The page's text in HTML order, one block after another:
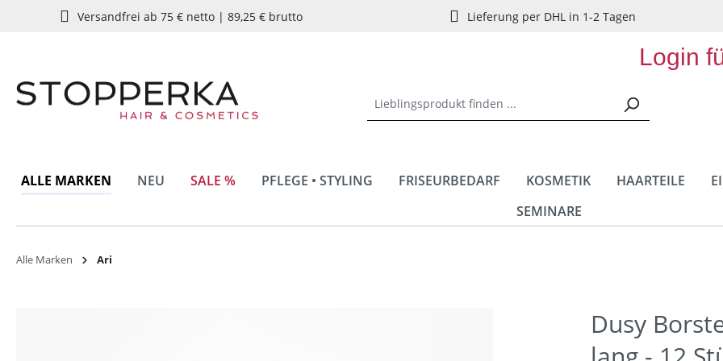
Zur Hauptnavigation springen
Versandfrei ab 75 € netto | 89,25 € brutto Lieferung per DHL in 1-2 Tagen
Login
ALLE MARKEN NEU SALE % PFLEGE • STYLING FRISEURBEDARF KOSMETIK HAARTEILE
SEMINARE
Alle Marken Ari
Dusy